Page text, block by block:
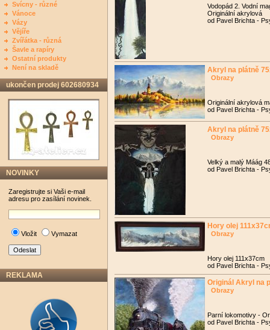
Svícny - různé
Vánoce
Vázy
Vějíře
Zvířátka - různá
Šavle a rapíry
Ostatní produkty
Není na skladě
ukončen prodej 602680934
NOVINKY
Zaregistrujte si Vaši e-mail
adresu pro zasílání novinek.
Vložit Vymazat
REKLAMA
Vodopád 2. Vodní
Originální akrylová
od Pavel Brichta -
Akryl na plátně
Obrazy
Originální akrylová
od Pavel Brichta -
Akryl na plátně
Obrazy
Velký a malý Máág
od Pavel Brichta -
Hory olej
Obrazy
Hory olej 111x37cm
od Pavel Brichta -
Originál Akryl na
Obrazy
Parní lokomotivy -
od Pavel Brichta -